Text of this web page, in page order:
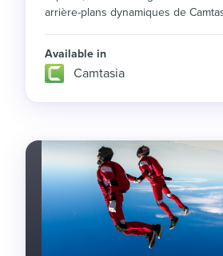
arrière-plans dynamiques de
Available in
Camtasia